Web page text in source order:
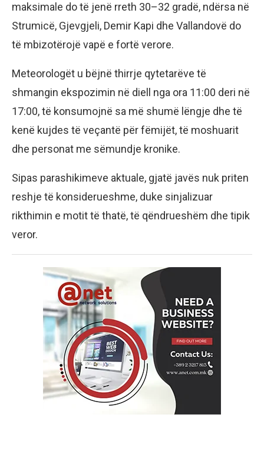
maksimale do të jenë rreth 30–32 gradë, ndërsa në
Strumicë, Gjevgjeli, Demir Kapi dhe Vallandovë do
të mbizotërojë vapë e fortë verore.
Meteorologët u bëjnë thirrje qytetarëve të
shmangin ekspozimin në diell nga ora 11:00 deri në
17:00, të konsumojnë sa më shumë lëngje dhe të
kenë kujdes të veçantë për fëmijët, të moshuarit
dhe personat me sëmundje kronike.
Sipas parashikimeve aktuale, gjatë javës nuk priten
reshje të konsiderueshme, duke sinjalizuar
rikthimin e motit të thatë, të qëndrueshëm dhe tipik
veror.